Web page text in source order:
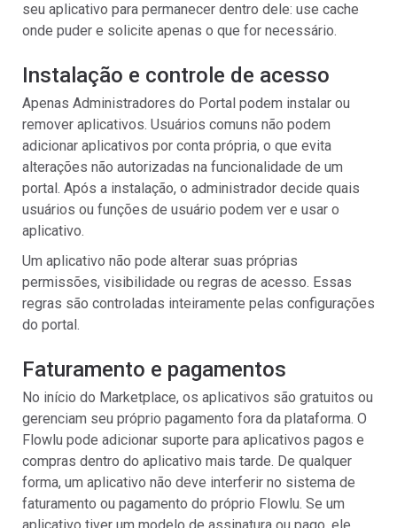
seu aplicativo para permanecer dentro dele: use cache
onde puder e solicite apenas o que for necessário.
Instalação e controle de acesso
Apenas Administradores do Portal podem instalar ou
remover aplicativos. Usuários comuns não podem
adicionar aplicativos por conta própria, o que evita
alterações não autorizadas na funcionalidade de um
portal. Após a instalação, o administrador decide quais
usuários ou funções de usuário podem ver e usar o
aplicativo.
Um aplicativo não pode alterar suas próprias
permissões, visibilidade ou regras de acesso. Essas
regras são controladas inteiramente pelas configurações
do portal.
Faturamento e pagamentos
No início do Marketplace, os aplicativos são gratuitos ou
gerenciam seu próprio pagamento fora da plataforma. O
Flowlu pode adicionar suporte para aplicativos pagos e
compras dentro do aplicativo mais tarde. De qualquer
forma, um aplicativo não deve interferir no sistema de
faturamento ou pagamento do próprio Flowlu. Se um